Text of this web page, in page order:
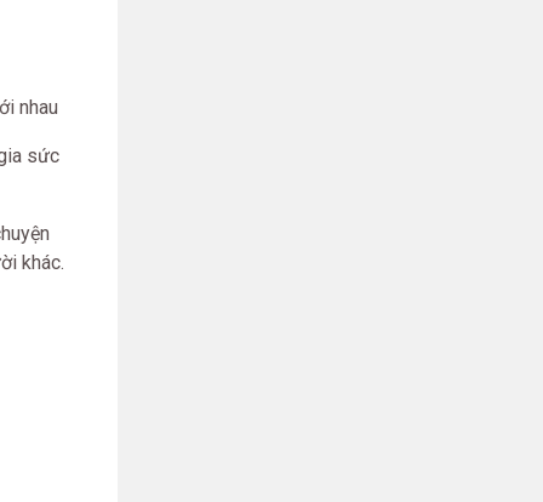
nhau
sức
khác.